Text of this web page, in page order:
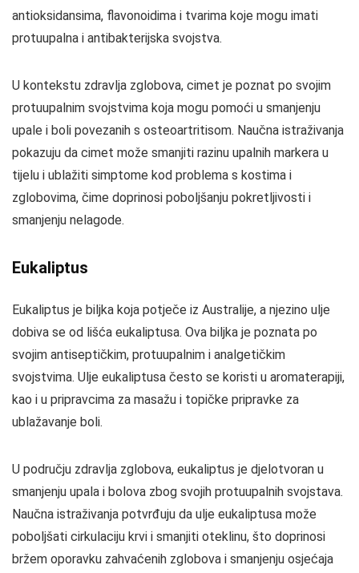
antioksidansima, flavonoidima i tvarima koje mogu imati
protuupalna i antibakterijska svojstva.
U kontekstu zdravlja zglobova, cimet je poznat po svojim
protuupalnim svojstvima koja mogu pomoći u smanjenju
upale i boli povezanih s osteoartritisom. Naučna istraživanja
pokazuju da cimet može smanjiti razinu upalnih markera u
tijelu i ublažiti simptome kod problema s kostima i
zglobovima, čime doprinosi poboljšanju pokretljivosti i
smanjenju nelagode.
Eukaliptus
Eukaliptus je biljka koja potječe iz Australije, a njezino ulje
dobiva se od lišća eukaliptusa. Ova biljka je poznata po
svojim antiseptičkim, protuupalnim i analgetičkim
svojstvima. Ulje eukaliptusa često se koristi u aromaterapiji,
kao i u pripravcima za masažu i topičke pripravke za
ublažavanje boli.
U području zdravlja zglobova, eukaliptus je djelotvoran u
smanjenju upala i bolova zbog svojih protuupalnih svojstava.
Naučna istraživanja potvrđuju da ulje eukaliptusa može
poboljšati cirkulaciju krvi i smanjiti oteklinu, što doprinosi
bržem oporavku zahvaćenih zglobova i smanjenju osjećaja